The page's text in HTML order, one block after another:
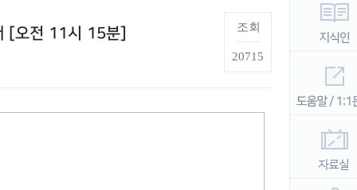
[오전 11시 15분] 조회
20715